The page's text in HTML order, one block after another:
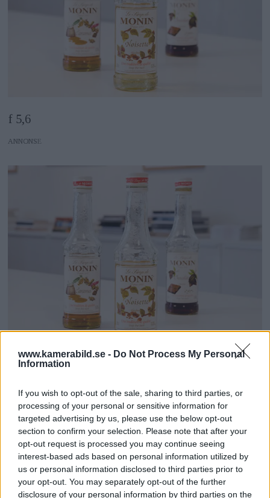
www.kamerabild.se - Do Not Process My Personal
Information
If you wish to opt-out of the sale, sharing to third parties, or
processing of your personal or sensitive information for
targeted advertising by us, please use the below opt-out
section to confirm your selection. Please note that after your
opt-out request is processed you may continue seeing
interest-based ads based on personal information utilized by
us or personal information disclosed to third parties prior to
your opt-out. You may separately opt-out of the further
disclosure of your personal information by third parties on the
f 5,6
ANNONS